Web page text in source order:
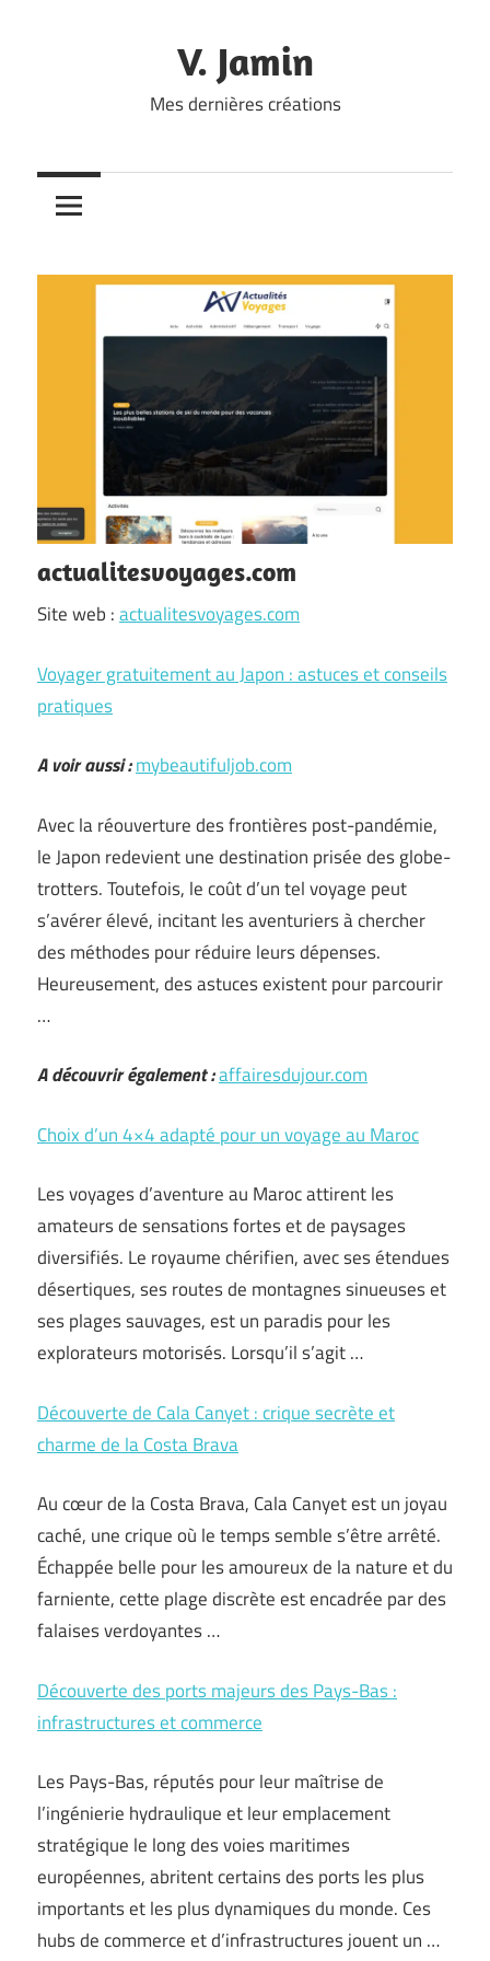
V. Jamin
Mes dernières créations
actualitesvoyages.com
Site web :actualitesvoyages.com
Voyager gratuitement au Japon : astuces et conseils
pratiques
A voir aussi :mybeautifuljob.com
Avec la réouverture des frontières post-pandémie,
le Japon redevient une destination prisée des globe-
trotters. Toutefois, le coût d’un tel voyage peut
s’avérer élevé, incitant les aventuriers à chercher
des méthodes pour réduire leurs dépenses.
Heureusement, des astuces existent pour parcourir
…
A découvrir également :affairesdujour.com
Choix d’un 4×4 adapté pour un voyage au Maroc
Les voyages d’aventure au Maroc attirent les
amateurs de sensations fortes et de paysages
diversifiés. Le royaume chérifien, avec ses étendues
désertiques, ses routes de montagnes sinueuses et
ses plages sauvages, est un paradis pour les
explorateurs motorisés. Lorsqu’il s’agit …
Découverte de Cala Canyet : crique secrète et
charme de la Costa Brava
Au cœur de la Costa Brava, Cala Canyet est un joyau
caché, une crique où le temps semble s’être arrêté.
Échappée belle pour les amoureux de la nature et du
farniente, cette plage discrète est encadrée par des
falaises verdoyantes …
Découverte des ports majeurs des Pays-Bas :
infrastructures et commerce
Les Pays-Bas, réputés pour leur maîtrise de
l’ingénierie hydraulique et leur emplacement
stratégique le long des voies maritimes
européennes, abritent certains des ports les plus
importants et les plus dynamiques du monde. Ces
hubs de commerce et d’infrastructures jouent un …